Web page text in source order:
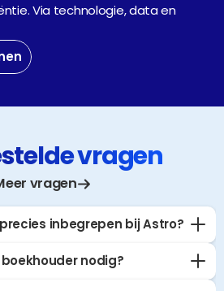
Via technologie, data en
vragen
vragen
inbegrepen bij Astro?
nodig?